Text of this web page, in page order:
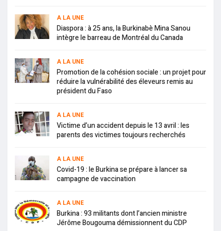
A LA UNE
Diaspora : à 25 ans, la Burkinabè Mina Sanou
intègre le barreau de Montréal du Canada
A LA UNE
Promotion de la cohésion sociale : un projet pour
réduire la vulnérabilité des éleveurs remis au
président du Faso
A LA UNE
Victime d’un accident depuis le 13 avril : les
parents des victimes toujours recherchés
A LA UNE
Covid-19 : le Burkina se prépare à lancer sa
campagne de vaccination
A LA UNE
Burkina : 93 militants dont l’ancien ministre
Jérôme Bougouma démissionnent du CDP